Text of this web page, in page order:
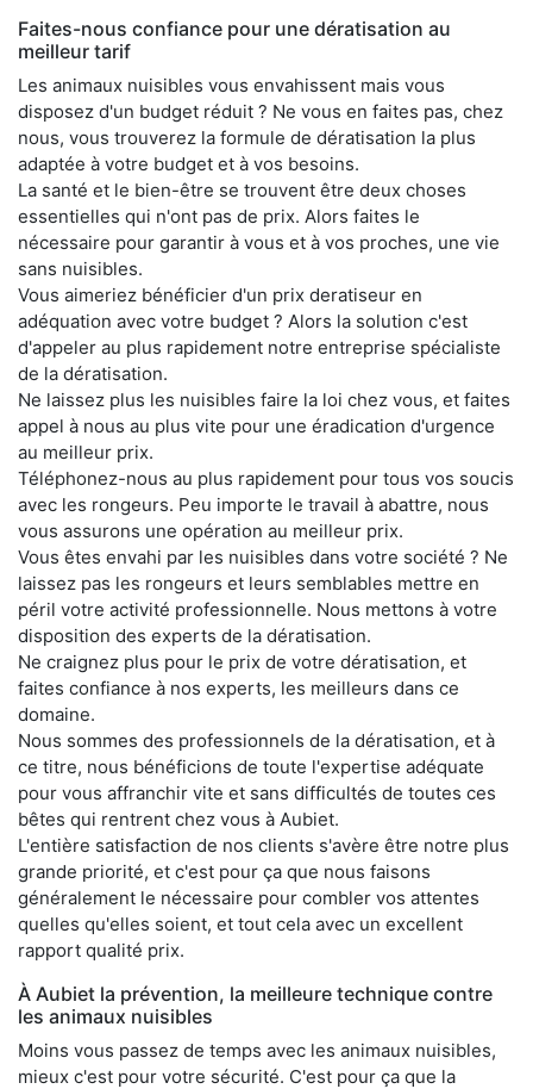
Faites-nous confiance pour une dératisation au
meilleur tarif
Les animaux nuisibles vous envahissent mais vous
disposez d'un budget réduit ? Ne vous en faites pas, chez
nous, vous trouverez la formule de dératisation la plus
adaptée à votre budget et à vos besoins.
La santé et le bien-être se trouvent être deux choses
essentielles qui n'ont pas de prix. Alors faites le
nécessaire pour garantir à vous et à vos proches, une vie
sans nuisibles.
Vous aimeriez bénéficier d'un prix deratiseur en
adéquation avec votre budget ? Alors la solution c'est
d'appeler au plus rapidement notre entreprise spécialiste
de la dératisation.
Ne laissez plus les nuisibles faire la loi chez vous, et faites
appel à nous au plus vite pour une éradication d'urgence
au meilleur prix.
Téléphonez-nous au plus rapidement pour tous vos soucis
avec les rongeurs. Peu importe le travail à abattre, nous
vous assurons une opération au meilleur prix.
Vous êtes envahi par les nuisibles dans votre société ? Ne
laissez pas les rongeurs et leurs semblables mettre en
péril votre activité professionnelle. Nous mettons à votre
disposition des experts de la dératisation.
Ne craignez plus pour le prix de votre dératisation, et
faites confiance à nos experts, les meilleurs dans ce
domaine.
Nous sommes des professionnels de la dératisation, et à
ce titre, nous bénéficions de toute l'expertise adéquate
pour vous affranchir vite et sans difficultés de toutes ces
bêtes qui rentrent chez vous à Aubiet.
L'entière satisfaction de nos clients s'avère être notre plus
grande priorité, et c'est pour ça que nous faisons
généralement le nécessaire pour combler vos attentes
quelles qu'elles soient, et tout cela avec un excellent
rapport qualité prix.
À Aubiet la prévention, la meilleure technique contre
les animaux nuisibles
Moins vous passez de temps avec les animaux nuisibles,
mieux c'est pour votre sécurité. C'est pour ça que la